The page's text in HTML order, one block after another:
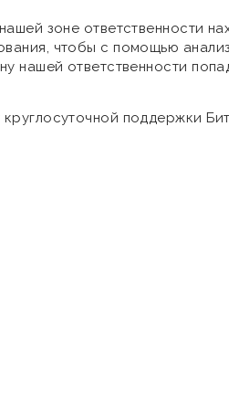
зоне ответственности
чтобы с помощью
нашей ответственности
поддержки